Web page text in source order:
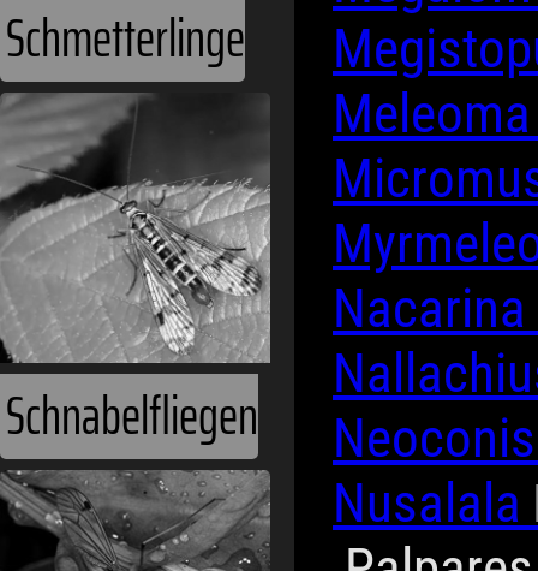
Schmetterlinge
Schnabelfliegen
Nacarina
Nusalala